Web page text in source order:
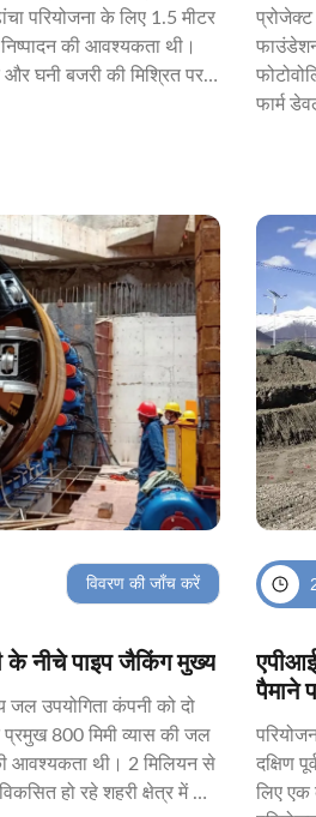
परियोजना के लिए 1.5 मीटर
निष्पादन की आवश्यकता थी।
घनी बजरी की मिश्रित परतें
फार्म
विवरण की जाँच करें
के नीचे पाइप जैकिंग मुख्य
जल उपयोगिता कंपनी को दो
800 मिमी व्यास की जल
आवश्यकता थी। 2 मिलियन से
हो रहे शहरी क्षेत्र में पीने
पैमाने
दक्षिण
लिए एक